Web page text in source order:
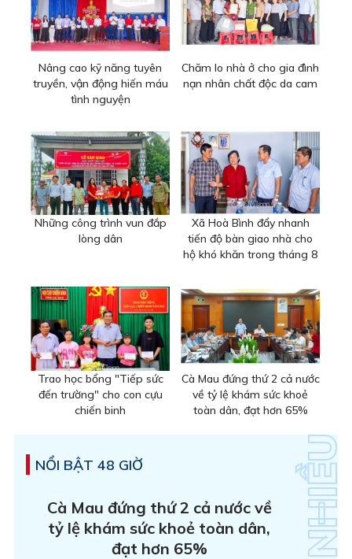
Nâng cao kỹ năng tuyên
truyền, vận động hiến máu
tình nguyện
Chăm lo nhà ở cho gia đình
nạn nhân chất độc da cam
Những công trình vun đắp
lòng dân
Xã Hoà Bình đẩy nhanh
tiến độ bàn giao nhà cho
hộ khó khăn trong tháng 8
Trao học bổng "Tiếp sức
đến trường" cho con cựu
chiến binh
Cà Mau đứng thứ 2 cả nước
về tỷ lệ khám sức khoẻ
toàn dân, đạt hơn 65%
NỔI BẬT 48 GIỜ
Cà Mau đứng thứ 2 cả nước về
tỷ lệ khám sức khoẻ toàn dân,
đạt hơn 65%